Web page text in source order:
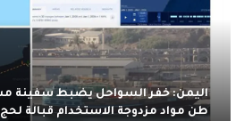
طن مواد مزدوجة الاستخدام قبالة لحج